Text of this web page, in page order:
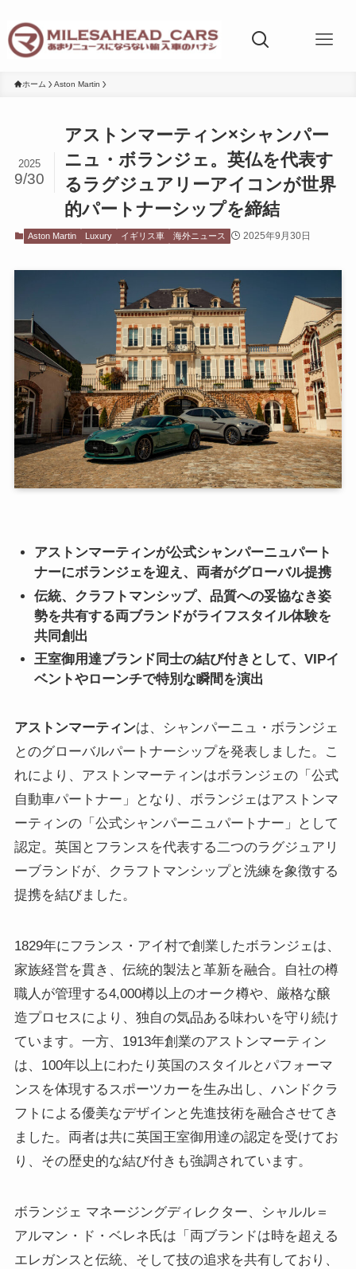
ホーム Aston Martin
アストンマーティン×シャンパー
ニュ・ボランジェ。英仏を代表す
るラグジュアリーアイコンが世界
的パートナーシップを締結
2025
9/30
Aston Martin Luxury イギリス車 海外ニュース 2025年9月30日
アストンマーティンが公式シャンパーニュパート
ナーにボランジェを迎え、両者がグローバル提携
伝統、クラフトマンシップ、品質への妥協なき姿
勢を共有する両ブランドがライフスタイル体験を
共同創出
王室御用達ブランド同士の結び付きとして、VIPイ
ベントやローンチで特別な瞬間を演出
アストンマーティンは、シャンパーニュ・ボランジェ
とのグローバルパートナーシップを発表しました。こ
れにより、アストンマーティンはボランジェの「公式
自動車パートナー」となり、ボランジェはアストンマ
ーティンの「公式シャンパーニュパートナー」として
認定。英国とフランスを代表する二つのラグジュアリ
ーブランドが、クラフトマンシップと洗練を象徴する
提携を結びました。
1829年にフランス・アイ村で創業したボランジェは、
家族経営を貫き、伝統的製法と革新を融合。自社の樽
職人が管理する4,000樽以上のオーク樽や、厳格な醸
造プロセスにより、独自の気品ある味わいを守り続け
ています。一方、1913年創業のアストンマーティン
は、100年以上にわたり英国のスタイルとパフォーマ
ンスを体現するスポーツカーを生み出し、ハンドクラ
フトによる優美なデザインと先進技術を融合させてき
ました。両者は共に英国王室御用達の認定を受けてお
り、その歴史的な結び付きも強調されています。
ボランジェ マネージングディレクター、シャルル＝
アルマン・ド・ベレネ氏は「両ブランドは時を超える
エレガンスと伝統、そして技の追求を共有しており、